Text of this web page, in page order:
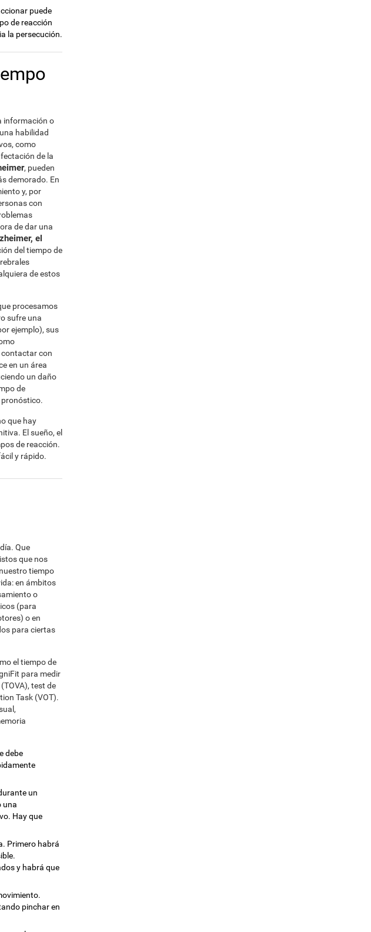
puede
de reacción
la persecución.
información o
habilidad
como
de la
, pueden
demorado. En
y, por
con
de dar una
el
del tiempo de
de estos
procesamos
sufre una
ejemplo), sus
contactar con
en un área
un daño
de
pronóstico.
que hay
El sueño, el
de reacción.
y rápido.
Que
que nos
tiempo
en ámbitos
o
(para
o en
para ciertas
el tiempo de
para medir
test de
Task (VOT).
debe
un
una
Hay que
Primero habrá
y habrá que
pinchar en